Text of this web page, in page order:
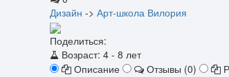
Дизайн -> Арт-школа Вилория
Поделиться:
Возраст: 4 - 8 лет
Описание
Отзывы (0)